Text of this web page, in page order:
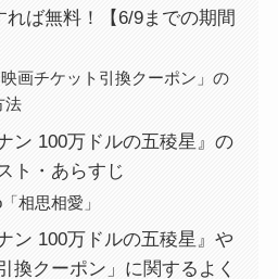
れば無料！【6/9までの期間
画チケット引換クーポン」の
法
ン 100万ドルの五稜星』の
ト・あらすじ
相思相愛」
ン 100万ドルの五稜星』や
換クーポン」に関するよく